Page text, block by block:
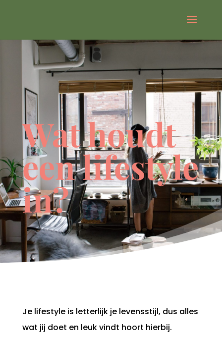
Wat houdt
een lifestyle
in?
Je lifestyle is letterlijk je levensstijl, dus alles
wat jij doet en leuk vindt hoort hierbij.